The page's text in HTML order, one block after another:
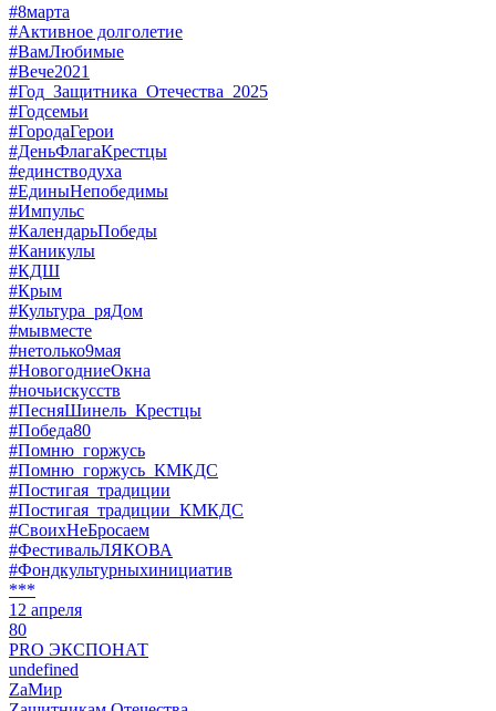
#8марта
#Активное долголетие
#ВамЛюбимые
#Вече2021
#Год_Защитника_Отечества_2025
#Годсемьи
#ГородаГерои
#ДеньФлагаКрестцы
#единстводуха
#ЕдиныНепобедимы
#Импульс
#КалендарьПобеды
#Каникулы
#КДШ
#Крым
#Культура_ряДом
#мывместе
#нетолько9мая
#НовогодниеОкна
#ночьискусств
#ПесняШинель_Крестцы
#Победа80
#Помню_горжусь
#Помню_горжусь_КМКДС
#Постигая_традиции
#Постигая_традиции_КМКДС
#СвоихНеБросаем
#ФестивальЛЯКОВА
#Фондкультурныхинициатив
***
12 апреля
80
PRO ЭКСПОНАТ
undefined
ZaМир